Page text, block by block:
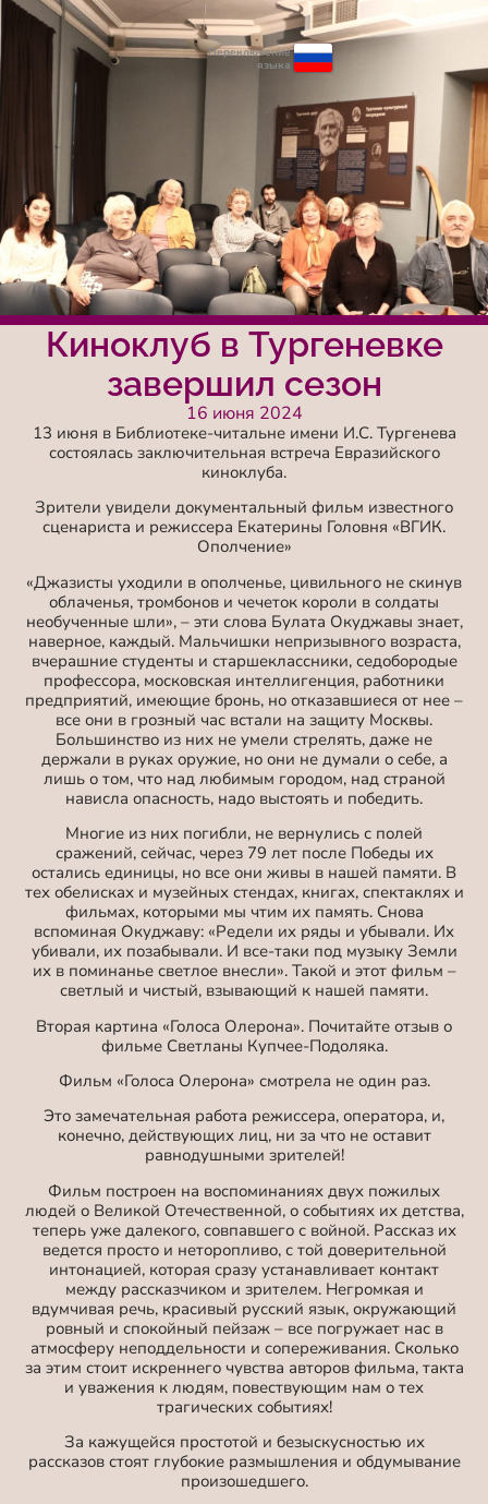
Киноклуб в Тургеневке
завершил сезон
16 июня 2024
13 июня в Библиотеке-читальне имени И.С. Тургенева
состоялась заключительная встреча Евразийского
киноклуба.
Зрители увидели документальный фильм известного
сценариста и режиссера Екатерины Головня «ВГИК.
Ополчение»
«Джазисты уходили в ополченье, цивильного не скинув
облаченья, тромбонов и чечеток короли в солдаты
необученные шли», – эти слова Булата Окуджавы знает,
наверное, каждый. Мальчишки непризывного возраста,
вчерашние студенты и старшеклассники, седобородые
профессора, московская интеллигенция, работники
предприятий, имеющие бронь, но отказавшиеся от нее –
все они в грозный час встали на защиту Москвы.
Большинство из них не умели стрелять, даже не
держали в руках оружие, но они не думали о себе, а
лишь о том, что над любимым городом, над страной
нависла опасность, надо выстоять и победить.
Многие из них погибли, не вернулись с полей
сражений, сейчас, через 79 лет после Победы их
остались единицы, но все они живы в нашей памяти. В
тех обелисках и музейных стендах, книгах, спектаклях и
фильмах, которыми мы чтим их память. Снова
вспоминая Окуджаву: «Редели их ряды и убывали. Их
убивали, их позабывали. И все-таки под музыку Земли
их в поминанье светлое внесли». Такой и этот фильм –
светлый и чистый, взывающий к нашей памяти.
Вторая картина «Голоса Олерона». Почитайте отзыв о
фильме Светланы Купчее-Подоляка.
Фильм «Голоса Олерона» смотрела не один раз.
Это замечательная работа режиссера, оператора, и,
конечно, действующих лиц, ни за что не оставит
равнодушными зрителей!
Фильм построен на воспоминаниях двух пожилых
людей о Великой Отечественной, о событиях их детства,
теперь уже далекого, совпавшего с войной. Рассказ их
ведется просто и неторопливо, с той доверительной
интонацией, которая сразу устанавливает контакт
между рассказчиком и зрителем. Негромкая и
вдумчивая речь, красивый русский язык, окружающий
ровный и спокойный пейзаж – все погружает нас в
атмосферу неподдельности и сопереживания. Сколько
за этим стоит искреннего чувства авторов фильма, такта
и уважения к людям, повествующим нам о тех
трагических событиях!
За кажущейся простотой и безыскусностью их
рассказов стоят глубокие размышления и обдумывание
произошедшего.
Переключение
языка